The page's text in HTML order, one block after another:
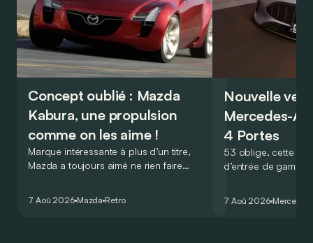
Concept oublié : Mazda
Kabura, une propulsion
comme on les aime !
Marque intéressante à plus d’un titre,
Mazda a toujours aimé ne rien faire
de la plus belle des manières…
7 Aoû 2026 Mazda Retro
Nouvelle
Mercedes-
4 Portes
53 oblige, cette
d’entrée de
moins…
7 Aoû 2026 Mercedes